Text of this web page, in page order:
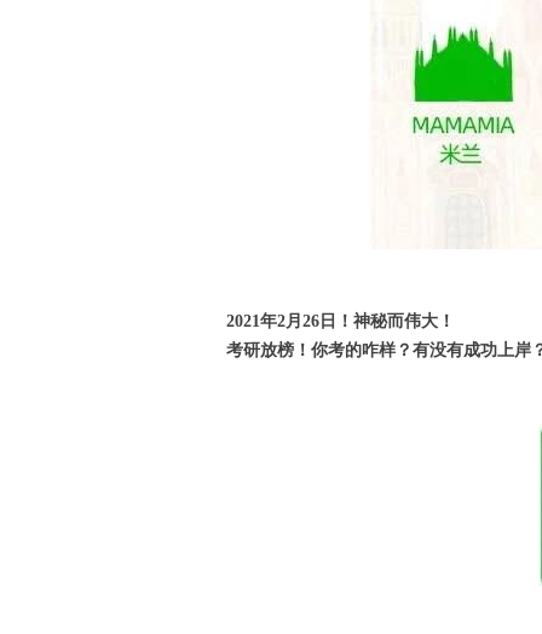
2021年2月26日！神秘而伟大！
考研放榜！你考的咋样？有没有成功上岸